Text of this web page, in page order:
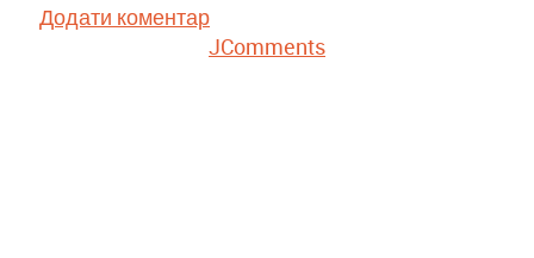
Додати коментар
JComments